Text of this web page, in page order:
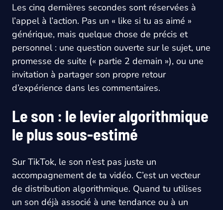
Les cinq dernières secondes sont réservées à
l’appel à l’action. Pas un « like si tu as aimé »
générique, mais quelque chose de précis et
personnel : une question ouverte sur le sujet, une
promesse de suite (« partie 2 demain »), ou une
invitation à partager son propre retour
d’expérience dans les commentaires.
Le son : le levier algorithmique
le plus sous-estimé
Sur TikTok, le son n’est pas juste un
accompagnement de ta vidéo. C’est un vecteur
de distribution algorithmique. Quand tu utilises
un son déjà associé à une tendance ou à un